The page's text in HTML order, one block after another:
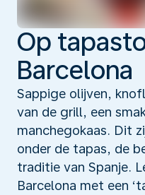
Op
Barcelona
Sappige olijven,
van de grill, een
manchegokaas. Dit
onder de tapas, de
traditie van Spanje.
Barcelona met een